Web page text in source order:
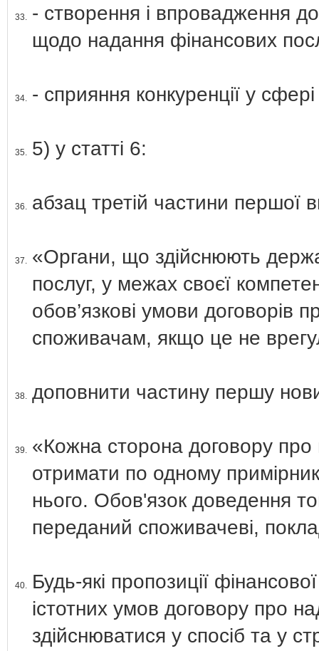
33. - створення і впровадження
щодо надання фінансових
34. - сприяння конкуренції у
35. 5) у статті 6:
36. абзац третій частини першої
37. «Органи, що здійснюють
послуг, у межах своєї
обов’язкові умови договорів
споживачам, якщо це не
38. доповнити частину першу
39. «Кожна сторона договору
отримати по одному
нього. Обов'язок доведення
переданий споживачеві,
40.
Будь-які пропозиції
істотних умов договору про
здійснюватися у спосіб та у